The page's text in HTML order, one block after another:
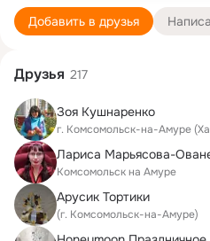
Добавить в друзья
Друзья 217
Зоя Кушнаренко
г. Комсомольск-на-Амуре
Лариса Марьясова-
Комсомольск на Амуре
Арусик Тортики
(г. Комсомольск-на-Амуре)